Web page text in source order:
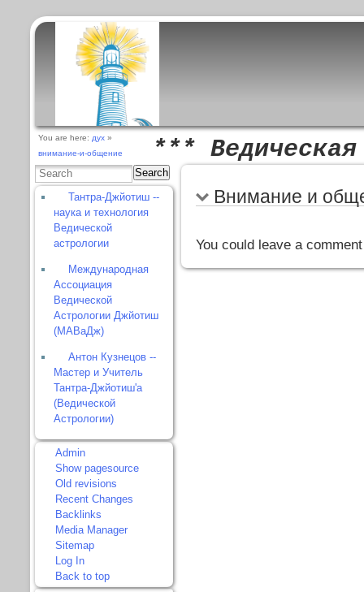
***
You are here:дух »
внимание-и-общение
Search
Тантра-Джйотиш --
наука и технология
Ведической
астрологии
Международная
Ассоциация
Ведической
Астрологии Джйотиш
(МАВаДж)
Антон Кузнецов --
Мастер и Учитель
Тантра-Джйотиш'а
(Ведической
Астрологии)
Admin
Show pagesource
Old revisions
Recent Changes
Backlinks
Media Manager
Sitemap
Log In
Back to top
Внимание и
You could leave a